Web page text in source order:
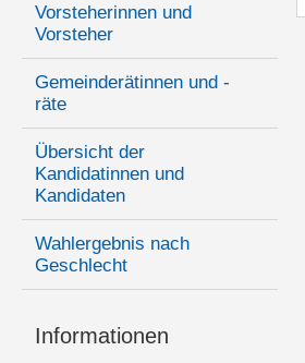
Vorsteherinnen und
Vorsteher
Gemeinderätinnen und -
räte
Übersicht der
Kandidatinnen und
Kandidaten
Wahlergebnis nach
Geschlecht
Informationen